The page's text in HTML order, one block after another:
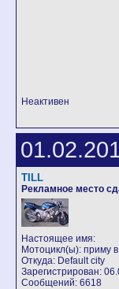
Неактивен
TILL
Рекламное место
Настоящее имя:
Мотоцикл(ы): приму
Откуда: Default city
Зарегистрирован:
Сообщений: 6618